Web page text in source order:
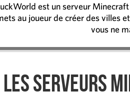
est un serveur
au joueur de créer des villes
vous ne
les serveurs